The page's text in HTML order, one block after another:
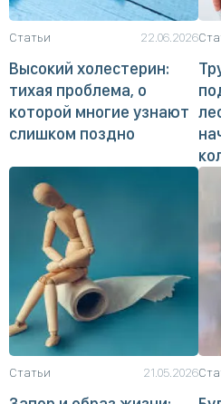
Статьи 22.06.2026
Высокий холестерин:
тихая проблема, о
которой многие узнают
слишком поздно
Статьи 21.05.2026